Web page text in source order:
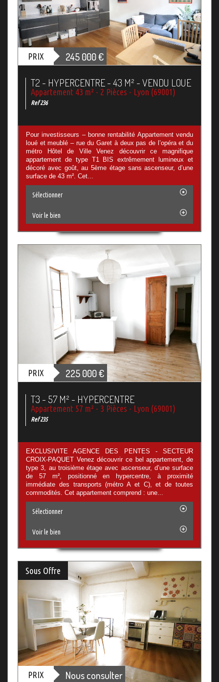
PRIX 245 000€
T2 - HYPERCENTRE - 43 M² - VENDU LOUE
Appartement 43 m² - 2 Pièces - Lyon (69001)
Ref 236
Pour investisseurs – bonne rentabilité Appartement vendu
loué et meublé – rue du Garet à deux pas de l’opéra et du
métro Hôtel de Ville Venez découvrir ce magnifique
appartement de type T1 BIS extrêmement lumineux et
décoré avec goût, au 5ème étage sans ascenseur, d’une
surface de 43 m². Cet...
Sélectionner
Voir le bien
PRIX 225 000€
T3 - 57 M² - HYPERCENTRE
Appartement 57 m² - 3 Pièces - Lyon (69001)
Ref 235
EXCLUSIVITE AGENCE DES PENTES - SECTEUR
CROIX-PAQUET Venez découvrir ce bel appartement, de
type 3, au troisième étage avec ascenseur, d’une surface
de 57 m², positionné en hypercentre, à proximité
immédiate des transports (métro A et C), et de toutes
commodités. Cet appartement comprend : une...
Sélectionner
Voir le bien
Sous Offre
PRIX Nous consulter